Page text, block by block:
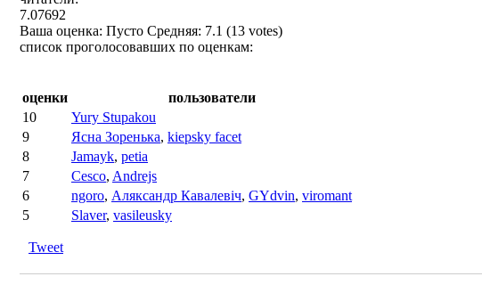
7.07692
Ваша оценка: Пусто Средняя: 7.1 (13 votes)
список проголосовавших по оценкам:
оценки
пользователи
10
Yury Stupakou
9
Ясна Зоренька, kiepsky facet
8
Jamayk, petia
7
Cesco, Andrejs
6
ngoro, Аляксандр Кавалевіч, GYdvin, viromant
5
Slaver, vasileusky
Tweet